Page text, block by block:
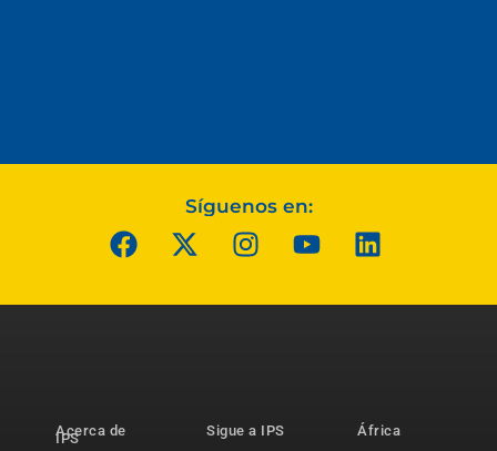
Síguenos en:
Acerca de
IPS
Sigue a IPS
África